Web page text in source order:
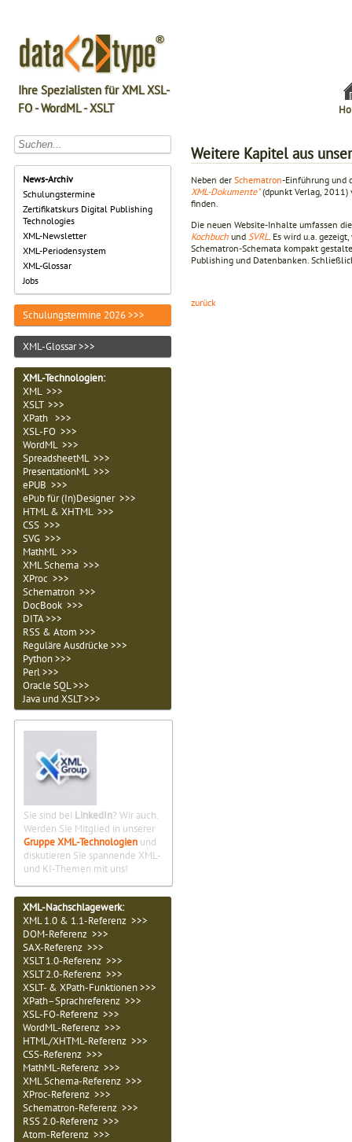
Ihre Spezialisten für XML XSL-
FO - WordML - XSLT
News-Archiv
Schulungstermine
Zertifikatskurs Digital Publishing
Technologies
XML-Newsletter
XML-Periodensystem
XML-Glossar
Jobs
Schulungstermine 2026 >>>
XML-Glossar >>>
XML-Technologien:
XML >>>
XSLT >>>
XPath >>>
XSL-FO >>>
WordML >>>
SpreadsheetML >>>
PresentationML >>>
ePUB >>>
ePub für (In)Designer >>>
HTML & XHTML >>>
CSS >>>
SVG >>>
MathML >>>
XML Schema >>>
XProc >>>
Schematron >>>
DocBook >>>
DITA >>>
RSS & Atom >>>
Reguläre Ausdrücke >>>
Python >>>
Perl >>>
Oracle SQL >>>
Java und XSLT >>>
Sie sind bei LinkedIn? Wir auch.
Werden Sie Mitglied in unserer
Gruppe XML-Technologien und
diskutieren Sie spannende XML-
und KI-Themen mit uns!
XML-Nachschlagewerk:
XML 1.0 & 1.1-Referenz >>>
DOM-Referenz >>>
SAX-Referenz >>>
XSLT 1.0-Referenz >>>
XSLT 2.0-Referenz >>>
XSLT- & XPath-Funktionen >>>
XPath–Sprachreferenz >>>
XSL-FO-Referenz >>>
WordML-Referenz >>>
HTML/XHTML-Referenz >>>
CSS-Referenz >>>
MathML-Referenz >>>
XML Schema-Referenz >>>
XProc-Referenz >>>
Schematron-Referenz >>>
RSS 2.0-Referenz >>>
Atom-Referenz >>>
Weitere Kapitel aus
Neben der Schematron-Einführung und
XML-Dokumente"(dpunkt Verlag, 2011)
finden.
Die neuen Website-Inhalte umfassen
Kochbuch und SVRL . Es wird u.a.
Schematron-Schemata kompakt
Publishing und Datenbanken.
zurück